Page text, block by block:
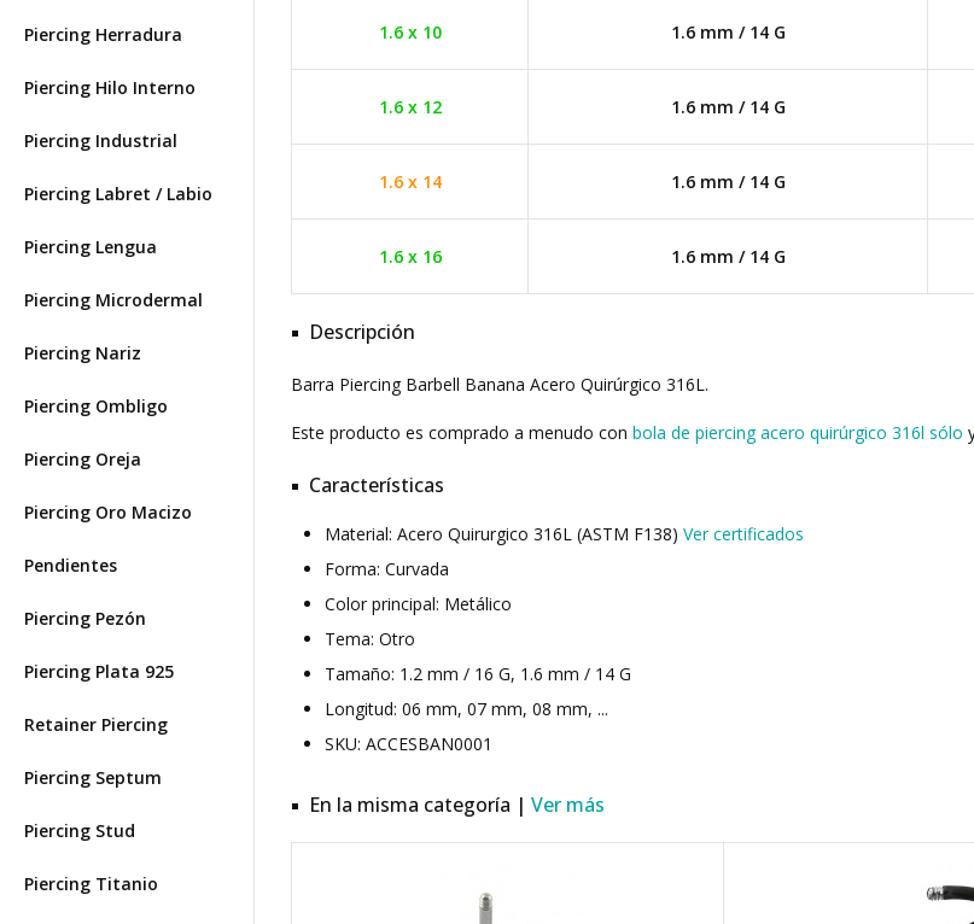
Piercing Herradura
Piercing Hilo Interno
Piercing Industrial
Piercing Labret / Labio
Piercing Lengua
Piercing Microdermal
Piercing Nariz
Piercing Ombligo
Piercing Oreja
Piercing Oro Macizo
Pendientes
Piercing Pezón
Piercing Plata 925
Retainer Piercing
Piercing Septum
Piercing Stud
Piercing Titanio
1.6 x 10 1.6 mm / 14 G
1.6 x 12 1.6 mm / 14 G
1.6 x 14 1.6 mm / 14 G
1.6 x 16 1.6 mm / 14 G
Descripción
Barra Piercing Barbell Banana Acero Quirúrgico 316L.
Este producto es comprado a menudo con bola de piercing acero quirúrgico 316l sólo
Características
Material: Acero Quirurgico 316L (ASTM F138) Ver certificados
Forma: Curvada
Color principal: Metálico
Tema: Otro
Tamaño: 1.2 mm / 16 G, 1.6 mm / 14 G
Longitud: 06 mm, 07 mm, 08 mm, ...
SKU: ACCESBAN0001
En la misma categoría | Ver más